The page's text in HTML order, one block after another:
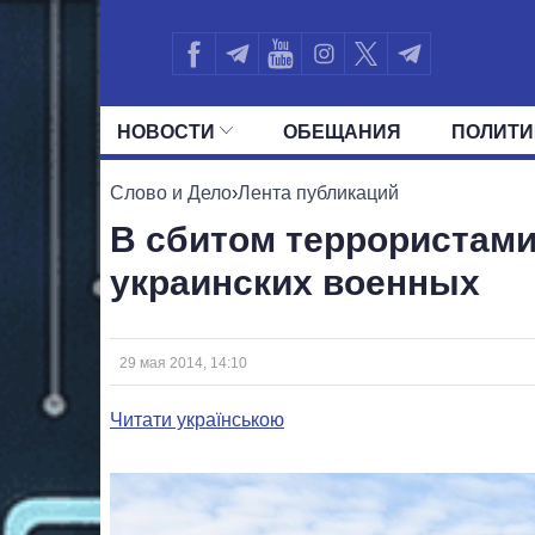
НОВОСТИ ОБЕЩАНИЯ
ВСЕ ПОЛИТИКИ
Слово и Дело›Лента публикаций
В сбитом
украинских военных
29 мая 2014, 14:10
Читати українською